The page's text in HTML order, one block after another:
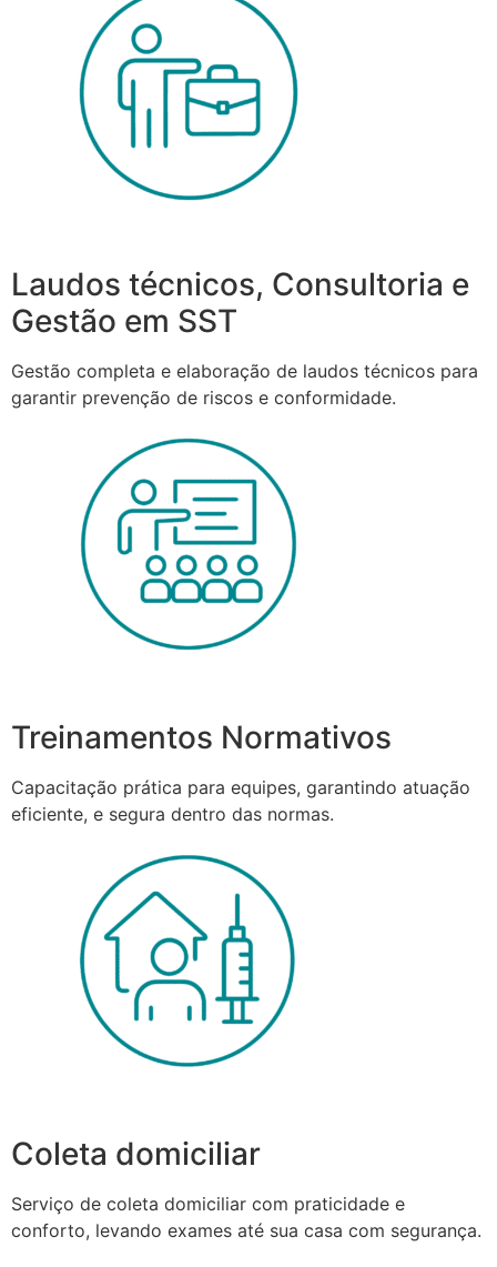
Laudos técnicos, Consultoria e
Gestão em SST
Gestão completa e elaboração de laudos técnicos para
garantir prevenção de riscos e conformidade.
Treinamentos Normativos
Capacitação prática para equipes, garantindo atuação
eficiente, e segura dentro das normas.
Coleta domiciliar
Serviço de coleta domiciliar com praticidade e
conforto, levando exames até sua casa com segurança.